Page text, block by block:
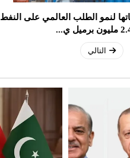
لنمو الطلب العالمي على النفط
التالي